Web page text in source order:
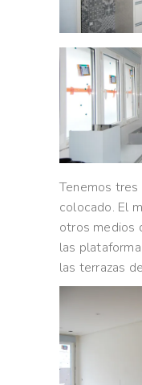
Tenemos
colocado. El
otros medios
las
las terrazas